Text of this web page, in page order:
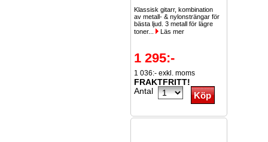
Klassisk gitarr, kombination
av metall- & nylonsträngar för
bästa ljud. 3 metall för lägre
toner...
Läs mer
1 295:-
1 036:- exkl. moms
FRAKTFRITT!
Antal